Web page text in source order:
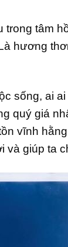
tâm
hương
sống, ai
quý giá
vĩnh
giúp ta